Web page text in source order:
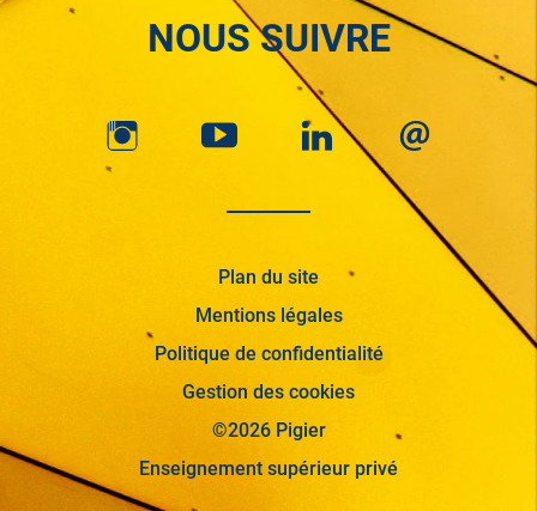
NOUS SUIVRE
Plan du site
Mentions légales
Politique de confidentialité
Gestion des cookies
©2026 Pigier
Enseignement supérieur privé